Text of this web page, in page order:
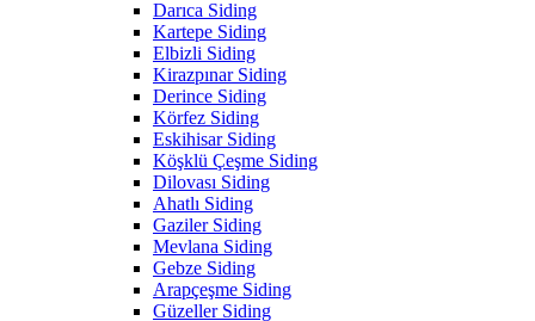
Darıca Siding
Kartepe Siding
Elbizli Siding
Kirazpınar Siding
Derince Siding
Körfez Siding
Eskihisar Siding
Köşklü Çeşme Siding
Dilovası Siding
Ahatlı Siding
Gaziler Siding
Mevlana Siding
Gebze Siding
Arapçeşme Siding
Güzeller Siding